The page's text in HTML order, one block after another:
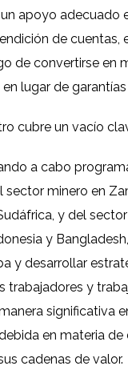
apoyo adecuado
de cuentas,
de convertirse en
lugar de garantías
cubre un vacío
a cabo
sector minero en
y del
y
y desarrollar
trabajadores y
significativa
en materia de
cadenas de valor.